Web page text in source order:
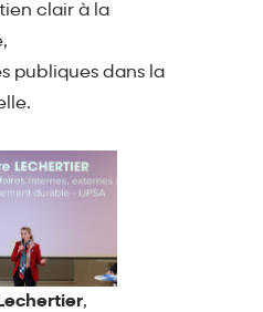
clair à la
publiques dans la
,